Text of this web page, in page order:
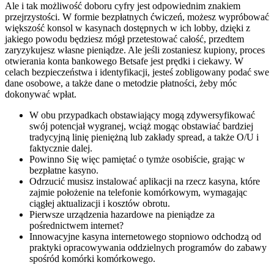
Ale i tak możliwość doboru cyfry jest odpowiednim znakiem
przejrzystości. W formie bezpłatnych ćwiczeń, możesz wypróbować
większość konsol w kasynach dostępnych w ich lobby, dzięki z
jakiego powodu będziesz mógł przetestować całość, przedtem
zaryzykujesz własne pieniądze. Ale jeśli zostaniesz kupiony, proces
otwierania konta bankowego Betsafe jest prędki i ciekawy. W
celach bezpieczeństwa i identyfikacji, jesteś zobligowany podać swe
dane osobowe, a także dane o metodzie płatności, żeby móc
dokonywać wpłat.
W obu przypadkach obstawiający mogą zdywersyfikować
swój potencjał wygranej, wciąż mogąc obstawiać bardziej
tradycyjną linię pieniężną lub zakłady spread, a także O/U i
faktycznie dalej.
Powinno Się więc pamiętać o tymże osobiście, grając w
bezpłatne kasyno.
Odrzucić musisz instalować aplikacji na rzecz kasyna, które
zajmie położenie na telefonie komórkowym, wymagając
ciągłej aktualizacji i kosztów obrotu.
Pierwsze urządzenia hazardowe na pieniądze za
pośrednictwem internet?
Innowacyjne kasyna internetowego stopniowo odchodzą od
praktyki opracowywania oddzielnych programów do zabawy
spośród komórki komórkowego.